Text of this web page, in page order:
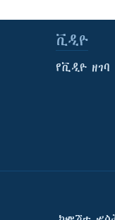
ቪዲዮ
የቪዲዮ ዘገባ